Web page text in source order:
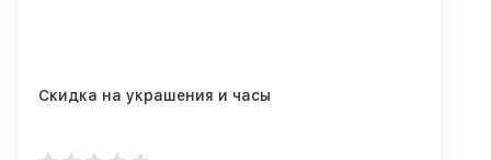
Скидка на украшения и часы